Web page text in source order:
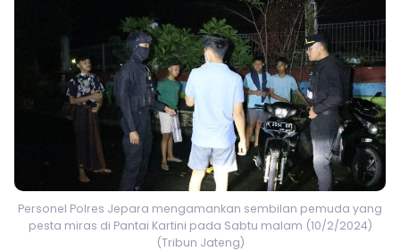
Personel Polres Jepara mengamankan sembilan pemuda yang
pesta miras di Pantai Kartini pada Sabtu malam (10/2/2024)
(Tribun Jateng)